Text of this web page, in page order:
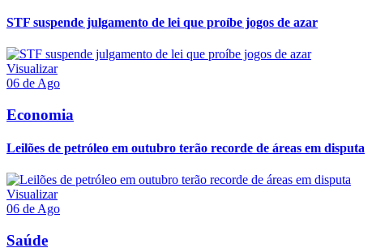
STF suspende julgamento de lei que proíbe jogos de azar
Visualizar
06 de Ago
Economia
Leilões de petróleo em outubro terão recorde de áreas em disputa
Visualizar
06 de Ago
Saúde